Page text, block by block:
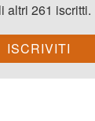
altri 261 iscritti.